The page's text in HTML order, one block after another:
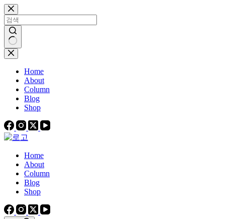
본
문
으
로
건
너
결
Home
About
Column
Blog
Shop
Home
About
Column
Blog
Shop